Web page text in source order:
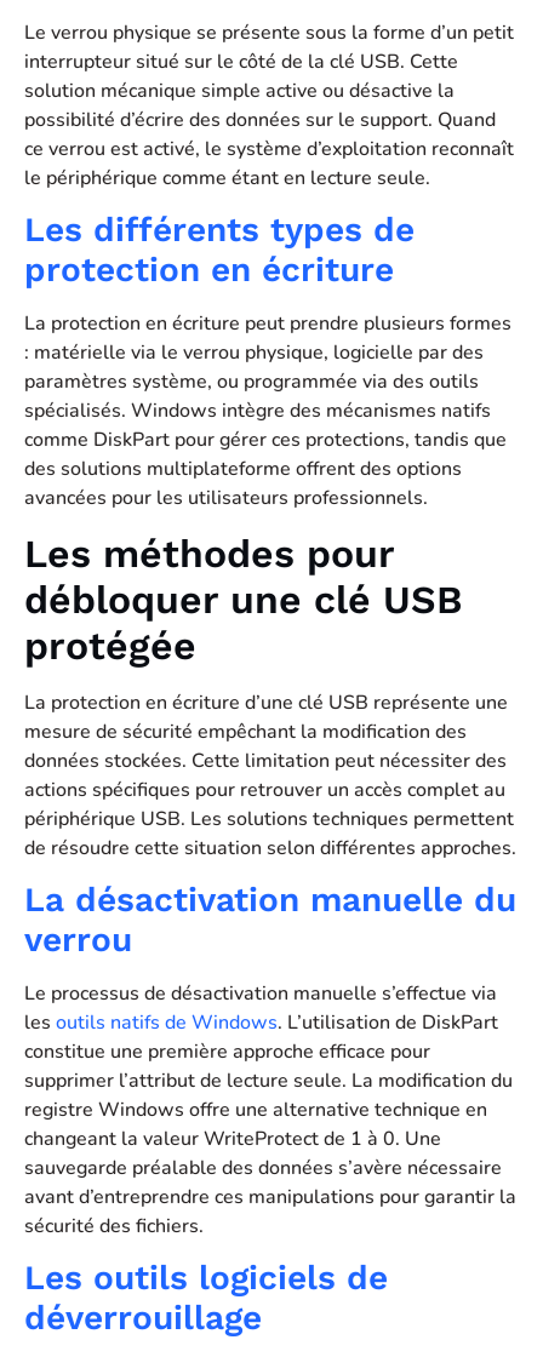
Le verrou physique se présente sous la forme d’un petit
interrupteur situé sur le côté de la clé USB. Cette
solution mécanique simple active ou désactive la
possibilité d’écrire des données sur le support. Quand
ce verrou est activé, le système d’exploitation reconnaît
le périphérique comme étant en lecture seule.
Les différents types de
protection en écriture
La protection en écriture peut prendre plusieurs formes
: matérielle via le verrou physique, logicielle par des
paramètres système, ou programmée via des outils
spécialisés. Windows intègre des mécanismes natifs
comme DiskPart pour gérer ces protections, tandis que
des solutions multiplateforme offrent des options
avancées pour les utilisateurs professionnels.
Les méthodes pour
débloquer une clé USB
protégée
La protection en écriture d’une clé USB représente une
mesure de sécurité empêchant la modification des
données stockées. Cette limitation peut nécessiter des
actions spécifiques pour retrouver un accès complet au
périphérique USB. Les solutions techniques permettent
de résoudre cette situation selon différentes approches.
La désactivation manuelle du
verrou
Le processus de désactivation manuelle s’effectue via
les outils natifs de Windows. L’utilisation de DiskPart
constitue une première approche efficace pour
supprimer l’attribut de lecture seule. La modification du
registre Windows offre une alternative technique en
changeant la valeur WriteProtect de 1 à 0. Une
sauvegarde préalable des données s’avère nécessaire
avant d’entreprendre ces manipulations pour garantir la
sécurité des fichiers.
Les outils logiciels de
déverrouillage